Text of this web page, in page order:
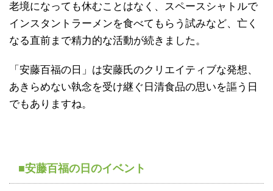
老境になっても休むことはなく、スペースシャトルで
インスタントラーメンを食べてもらう試みなど、亡く
なる直前まで精力的な活動が続きました。
「安藤百福の日」は安藤氏のクリエイティブな発想、
あきらめない執念を受け継ぐ日清食品の思いを謳う日
でもありますね。
■安藤百福の日のイベント